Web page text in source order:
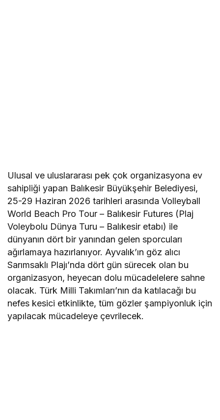
Ulusal ve uluslararası pek çok organizasyona ev
sahipliği yapan Balıkesir Büyükşehir Belediyesi,
25-29 Haziran 2026 tarihleri arasında Volleyball
World Beach Pro Tour – Balıkesir Futures (Plaj
Voleybolu Dünya Turu – Balıkesir etabı) ile
dünyanın dört bir yanından gelen sporcuları
ağırlamaya hazırlanıyor. Ayvalık’ın göz alıcı
Sarımsaklı Plajı’nda dört gün sürecek olan bu
organizasyon, heyecan dolu mücadelelere sahne
olacak. Türk Milli Takımları’nın da katılacağı bu
nefes kesici etkinlikte, tüm gözler şampiyonluk için
yapılacak mücadeleye çevrilecek.